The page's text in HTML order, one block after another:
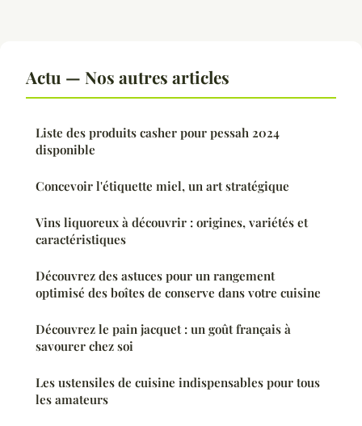
Actu — Nos autres articles
Liste des produits casher pour pessah 2024
disponible
Concevoir l'étiquette miel, un art stratégique
Vins liquoreux à découvrir : origines, variétés et
caractéristiques
Découvrez des astuces pour un rangement
optimisé des boîtes de conserve dans votre cuisine
Découvrez le pain jacquet : un goût français à
savourer chez soi
Les ustensiles de cuisine indispensables pour tous
les amateurs